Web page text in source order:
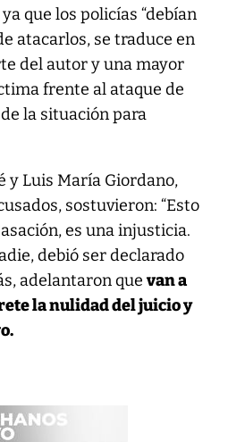
que los policías “debían
atacarlos, se traduce en
del autor y una mayor
frente al ataque de
la situación para
y Luis María Giordano,
sostuvieron: “Esto
es una injusticia.
debió ser declarado
adelantaron que van a
la nulidad del juicio y